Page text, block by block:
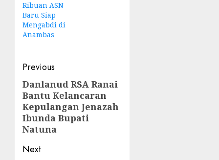
Ribuan ASN
Baru Siap
Mengabdi di
Anambas
Post
navigation
Previous
Previous
post:
Danlanud RSA Ranai
Bantu Kelancaran
Kepulangan Jenazah
Ibunda Bupati
Natuna
Next